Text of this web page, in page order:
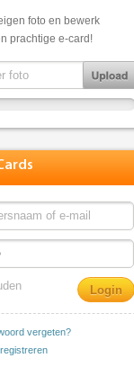
foto en bewerk
prachtige e-card!
vergeten?